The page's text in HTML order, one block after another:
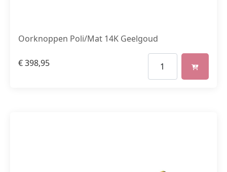
Oorknoppen Poli/Mat 14K Geelgoud
€398,95